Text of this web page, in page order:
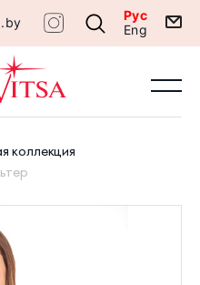
Рус
Eng
коллекция